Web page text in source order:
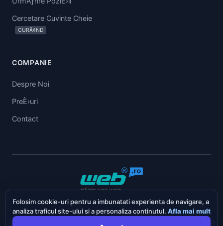
Folosim cookie-uri pentru a imbunatati experienta de navigare, a
analiza traficul site-ului si a personaliza continutul. Afla mai mult
Cercetare Cuvinte Cheie
CURÃ¢ND
COMPANIE
Despre Noi
PreÈ›uri
Contact
English Deutsch RomÃƒÂ¢nÃ„Æ’